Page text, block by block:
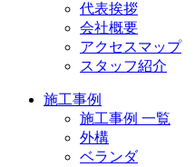
代表挨拶
会社概要
アクセスマップ
スタッフ紹介
施工事例
施工事例 一覧
外構
ベランダ